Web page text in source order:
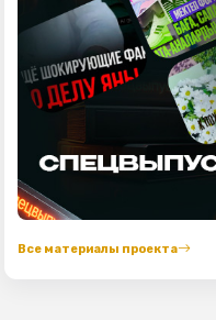
Все материалы проекта